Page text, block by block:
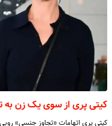
کیتی پری از سوی یک زن به
کیتی پری اتهامات «تجاوز جنسی»